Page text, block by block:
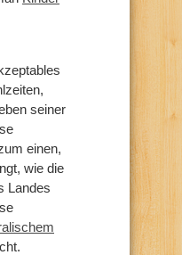
seiner
einen,
wie die
Landes